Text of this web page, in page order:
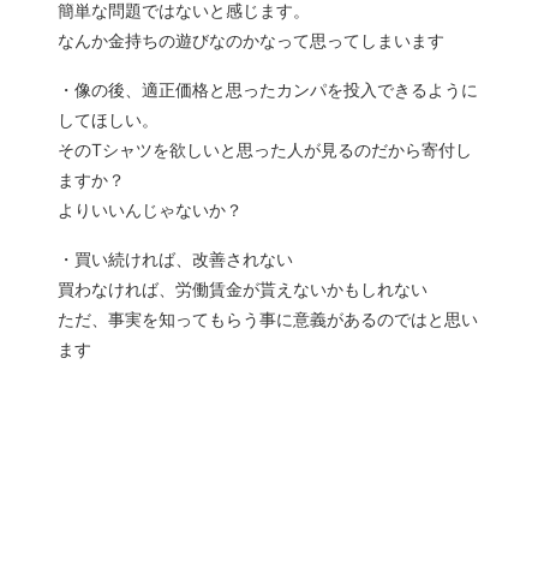
簡単な問題ではないと感じます。
なんか金持ちの遊びなのかなって思ってしまいます
・像の後、適正価格と思ったカンパを投入できるように
してほしい。
そのTシャツを欲しいと思った人が見るのだから寄付し
ますか？
よりいいんじゃないか？
・買い続ければ、改善されない
買わなければ、労働賃金が貰えないかもしれない
ただ、事実を知ってもらう事に意義があるのではと思い
ます